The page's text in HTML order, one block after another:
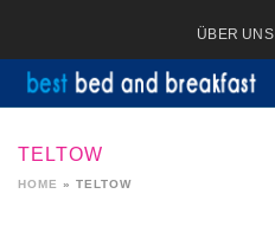
ÜBER UNS
TELTOW
HOME » TELTOW